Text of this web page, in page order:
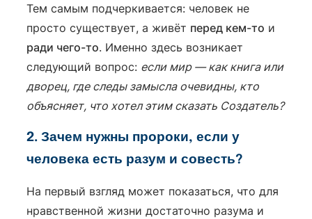
Тем самым подчеркивается: человек не
просто существует, а живёт перед кем-то и
ради чего-то. Именно здесь возникает
следующий вопрос: если мир — как книга или
дворец, где следы замысла очевидны, кто
объясняет, что хотел этим сказать Создатель?
2. Зачем нужны пророки, если у
человека есть разум и совесть?
На первый взгляд может показаться, что для
нравственной жизни достаточно разума и